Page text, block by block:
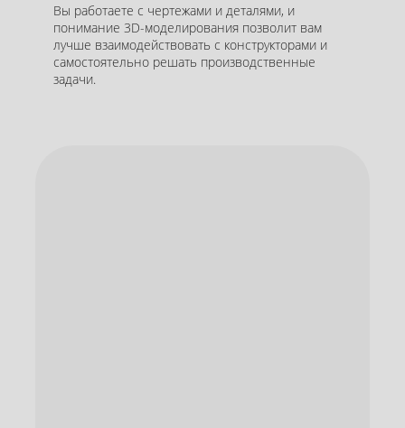
Вы работаете с чертежами и деталями, и
понимание 3D-моделирования позволит вам
лучше взаимодействовать с конструкторами и
самостоятельно решать производственные
задачи.